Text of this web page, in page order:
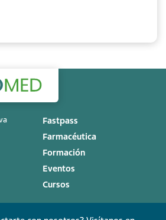
Fastpass
Farmacéutica
Formación
Eventos
Cursos